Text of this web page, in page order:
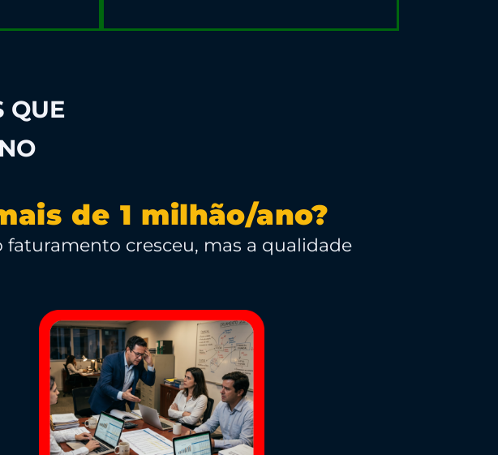
QUE
de 1 milhão/ano?
faturamento cresceu, mas a qualidade